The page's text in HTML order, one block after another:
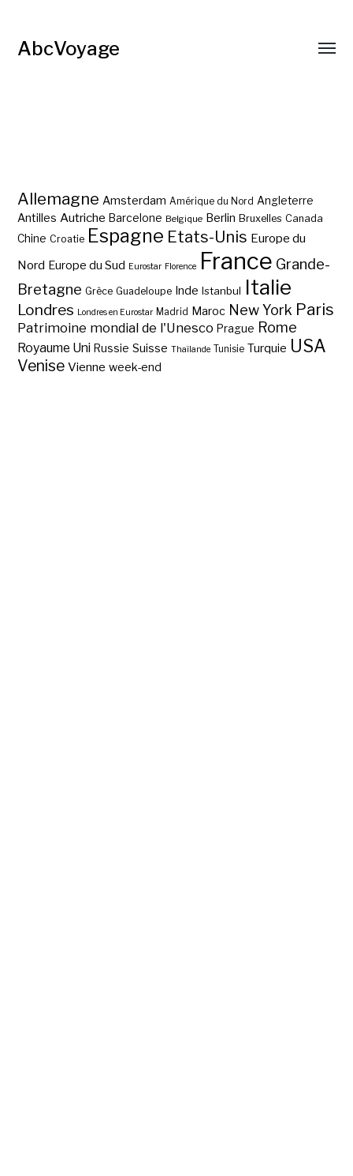
AbcVoyage
Allemagne Amsterdam Amérique du Nord Angleterre
Antilles Autriche Barcelone Belgique Berlin Bruxelles Canada
Chine Croatie Espagne Etats-Unis Europe du
Nord Europe du Sud Eurostar Florence France Grande-
Bretagne Grèce Guadeloupe Inde Istanbul Italie
Londres Londres en Eurostar Madrid Maroc New York Paris
Patrimoine mondial de l'Unesco Prague Rome
Royaume Uni Russie Suisse Thaïlande Tunisie Turquie USA
Venise Vienne week-end